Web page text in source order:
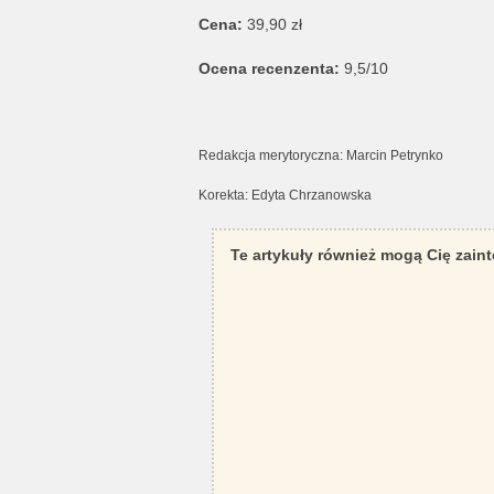
Cena: 39,90 zł
Ocena recenzenta: 9,5/10
Redakcja merytoryczna: Marcin Petrynko
Korekta: Edyta Chrzanowska
Te artykuły również mogą Cię